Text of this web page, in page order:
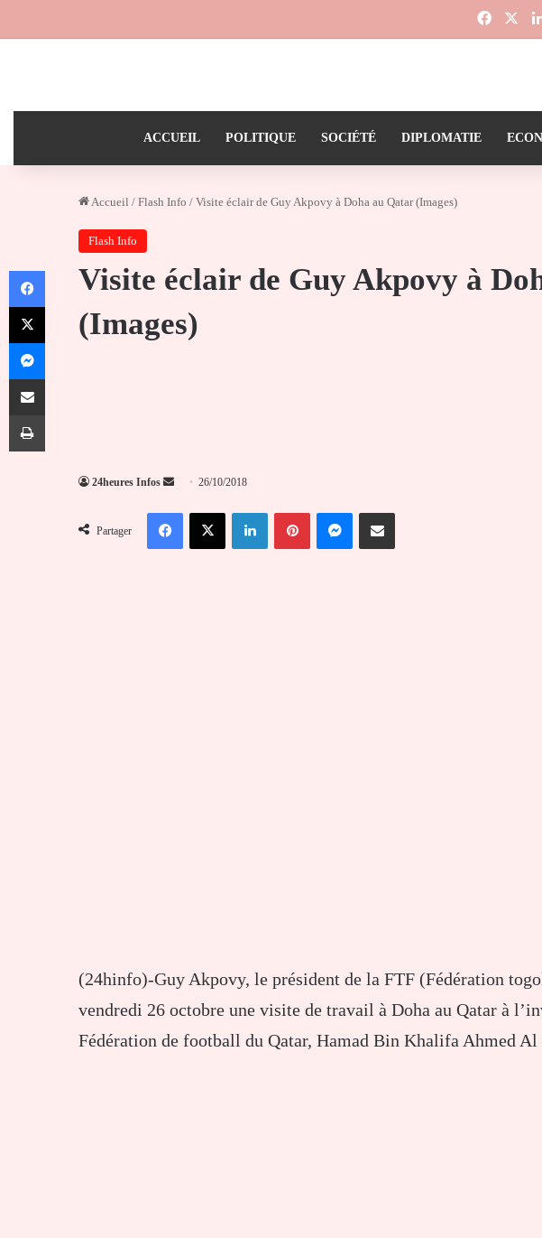
ACCUEIL POLITIQUE SOCIÉTÉ DIPLOMATIE
Accueil / Flash Info / Visite éclair de Guy Akpovy à Doha au Qatar (Images)
Flash Info
Visite éclair de Guy Akpovy à
(Images)
24heures Infos
Envoyer
courriel
26/10/2018
Partager
FacebookX LinkedinPinterestMessengerPartager par email
(24hinfo)-Guy Akpovy, le président de la FTF (Fédération
vendredi 26 octobre une visite de travail à Doha au Qatar à
Fédération de football du Qatar, Hamad Bin Khalifa Ahmed Al
Facebook
X
Messenger
Partager par email